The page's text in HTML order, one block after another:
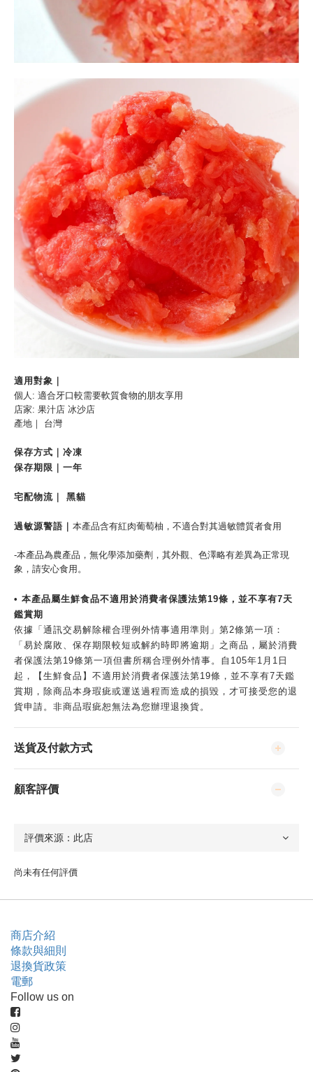
適用對象｜
個人: 適合牙口較需要軟質食物的朋友享用
店家: 果汁店 冰沙店
產地｜ 台灣
保存方式｜冷凍
保存期限｜一年
宅配物流｜ 黑貓
過敏源警語｜ 本產品含有紅肉葡萄柚，不適合對其過敏體質者食用
-本產品為農產品，無化學添加藥劑，其外觀、色澤略有差異為正常現
象，請安心食用。
• 本產品屬生鮮食品不適用於消費者保護法第19條，並不享有7天
鑑賞期
依據「通訊交易解除權合理例外情事適用準則」第2條第一項：
「易於腐敗、保存期限較短或解約時即將逾期」之商品，屬於消費
者保護法第19條第一項但書所稱合理例外情事。自105年1月1日
起，【生鮮食品】不適用於消費者保護法第19條，並不享有7天鑑
賞期，除商品本身瑕疵或運送過程而造成的損毀，才可接受您的退
貨申請。非商品瑕疵恕無法為您辦理退換貨。
送貨及付款方式
顧客評價
尚未有任何評價
商店介紹
條款與細則
退換貨政策
電郵
Follow us on